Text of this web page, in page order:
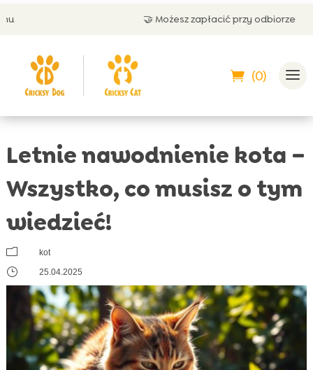
🤝 Możesz zapłacić przy odbiorze
(0)
Letnie nawodnienie kota –
Wszystko, co musisz o tym
wiedzieć!
m kot
} 25.04.2025